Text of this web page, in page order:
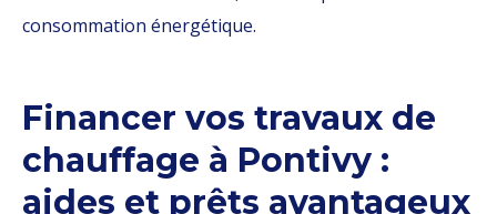
consommation énergétique.
Financer vos travaux de
chauffage à Pontivy :
aides et prêts avantageux